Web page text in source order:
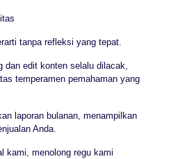
tanpa refleksi yang tepat.
edit konten selalu dilacak,
temperamen pemahaman yang
laporan bulanan, menampilkan
Anda.
kami, menolong regu kami